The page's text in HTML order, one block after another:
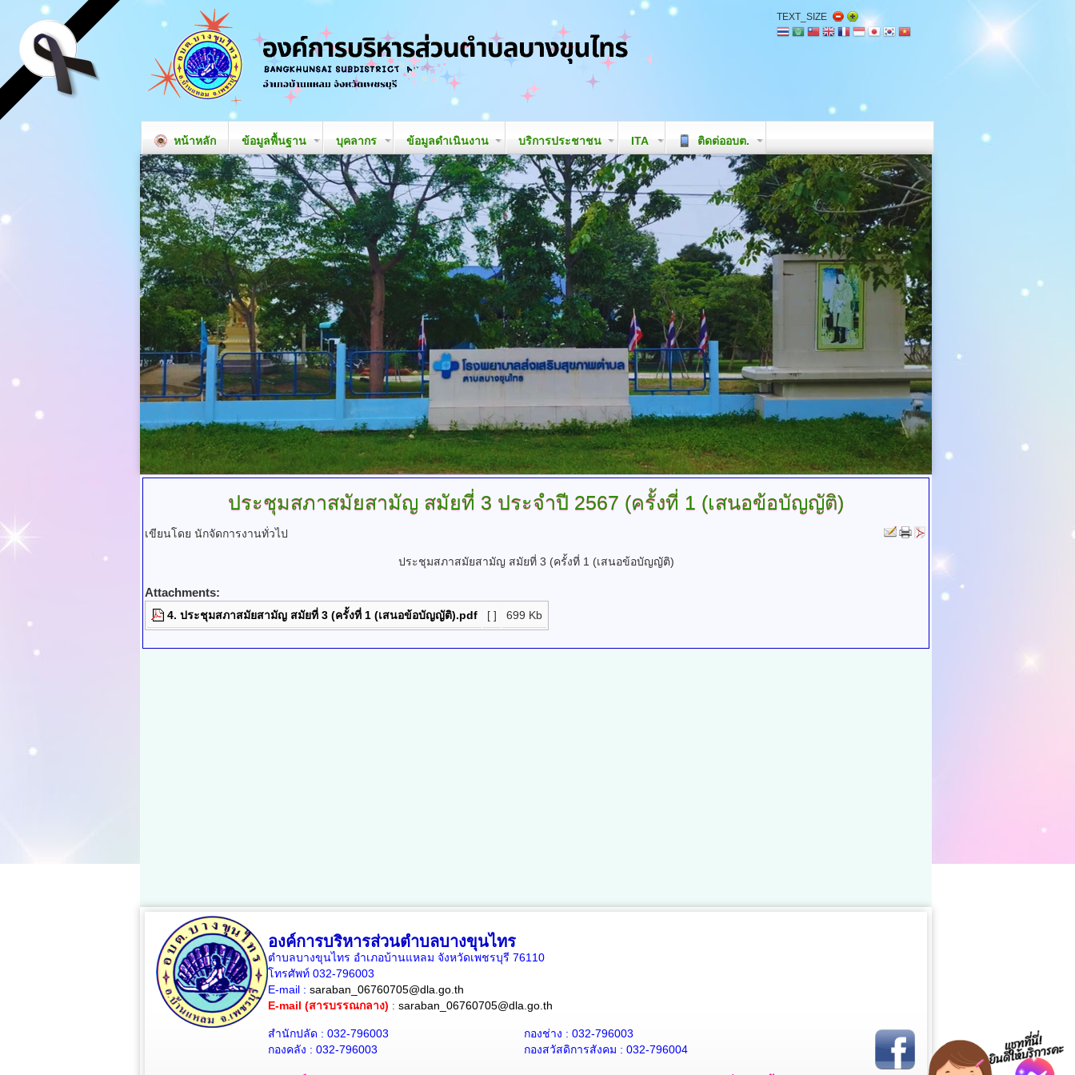
TEXT_SIZE
หน้าหลัก ข้อมูลพื้นฐาน บุคลากร ข้อมูลดำเนินงาน บริการประชาชน ITA ติดต่ออบต.
ประชุมสภาสมัยสามัญ สมัยที่ 3 ประจำปี 2567 (ครั้งที่ 1 (เสนอข้อบัญญัติ)
เขียนโดย นักจัดการงานทั่วไป
ประชุมสภาสมัยสามัญ สมัยที่ 3 (ครั้งที่ 1 (เสนอข้อบัญญัติ)
Attachments:
4. ประชุมสภาสมัยสามัญ สมัยที่ 3 (ครั้งที่ 1 (เสนอข้อบัญญัติ).pdf [ ] 699 Kb
องค์การบริหารส่วนตำบลบางขุนไทร
ตำบลบางขุนไทร อำเภอบ้านแหลม จังหวัดเพชรบุรี 76110
โทรศัพท์ 032-796003
E-mail : saraban_06760705@dla.go.th
E-mail (สารบรรณกลาง) : saraban_06760705@dla.go.th
สำนักปลัด : 032-796003
กองคลัง : 032-796003
กองช่าง : 032-796003
กองสวัสดิการสังคม : 032-796004